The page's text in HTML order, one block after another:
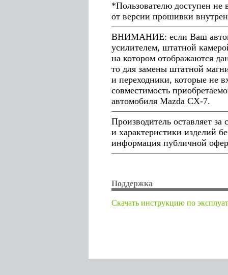
*Пользователю доступен не
от версии прошивки
ВНИМАНИЕ: если Ваш
усилителем, штатной
на котором отображаются
то для замены штатной
и переходники, которые не
совместимость
автомобиля Mazda CX-7.
Производитель оставляет
и характеристики изделий
информация публичной
Поддержка
Cкачать инструкцию по